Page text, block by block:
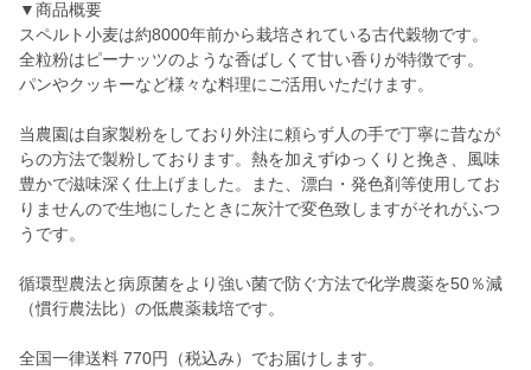
▼商品概要
スペルト小麦は約8000年前から栽培されている古代穀物です。
全粒粉はピーナッツのような香ばしくて甘い香りが特徴です。
パンやクッキーなど様々な料理にご活用いただけます。
当農園は自家製粉をしており外注に頼らず人の手で丁寧に昔なが
らの方法で製粉しております。熱を加えずゆっくりと挽き、風味
豊かで滋味深く仕上げました。また、漂白・発色剤等使用してお
りませんので生地にしたときに灰汁で変色致しますがそれがふつ
うです。
循環型農法と病原菌をより強い菌で防ぐ方法で化学農薬を50％減
（慣行農法比）の低農薬栽培です。
全国一律送料 770円（税込み）でお届けします。